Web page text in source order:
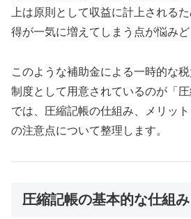
上は原則として収益に計上される
得が一気に増えてしまう点が悩みど
このような補助金による一時的な
制度として用意されているのが「
では、圧縮記帳の仕組み、メリッ
の注意点について整理します。
圧縮記帳の基本的な仕組み